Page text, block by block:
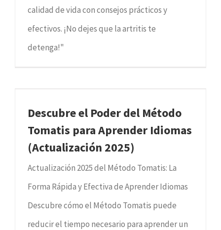
calidad de vida con consejos prácticos y
efectivos. ¡No dejes que la artritis te
detenga!"
Descubre el Poder del Método
Tomatis para Aprender Idiomas
(Actualización 2025)
Actualización 2025 del Método Tomatis: La
Forma Rápida y Efectiva de Aprender Idiomas
Descubre cómo el Método Tomatis puede
reducir el tiempo necesario para aprender un